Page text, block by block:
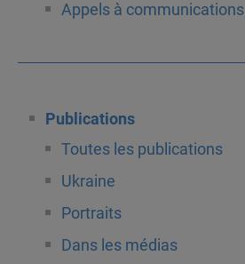
Appels à communications
Publications
Toutes les publications
Ukraine
Portraits
Dans les médias